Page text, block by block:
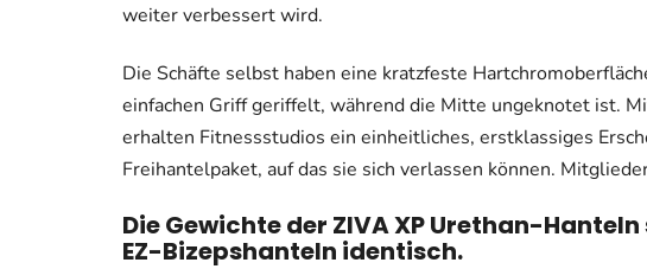
weiter verbessert wird.
Die Schäfte selbst haben eine kratzfeste
einfachen Griff geriffelt, während die Mitte ungeknotet ist.
erhalten Fitnessstudios ein einheitliches, erstklassiges
Freihantelpaket, auf das sie sich verlassen können.
Die Gewichte der ZIVA XP Urethan-
EZ-Bizepshanteln identisch.